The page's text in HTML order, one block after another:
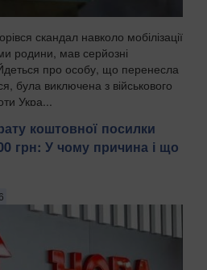
скандал навколо мобілізації
родини, мав серйозні
про особу, що перенесла
була виключена з військового
Укра...
коштовної посилки
грн: У чому причина і що